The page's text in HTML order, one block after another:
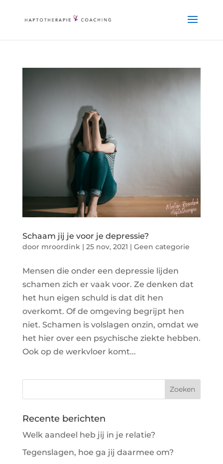
Schaam jij je voor je depressie?
door mroordink| 25 nov, 2021 | Geen categorie
Mensen die onder een depressie lijden
schamen zich er vaak voor. Ze denken dat
het hun eigen schuld is dat dit hen
overkomt. Of de omgeving begrijpt hen
niet. Schamen is volslagen onzin, omdat we
het hier over een psychische ziekte hebben.
Ook op de werkvloer komt...
Recente berichten
Welk aandeel heb jij in je relatie?
Tegenslagen, hoe ga jij daarmee om?